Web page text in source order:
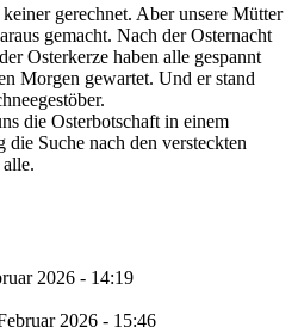
gerechnet. Aber unsere Mütter
gemacht. Nach der Osternacht
Osterkerze haben alle gespannt
Morgen gewartet. Und er stand
die Osterbotschaft in einem
Suche nach den versteckten
2026 - 14:19
2026 - 15:46